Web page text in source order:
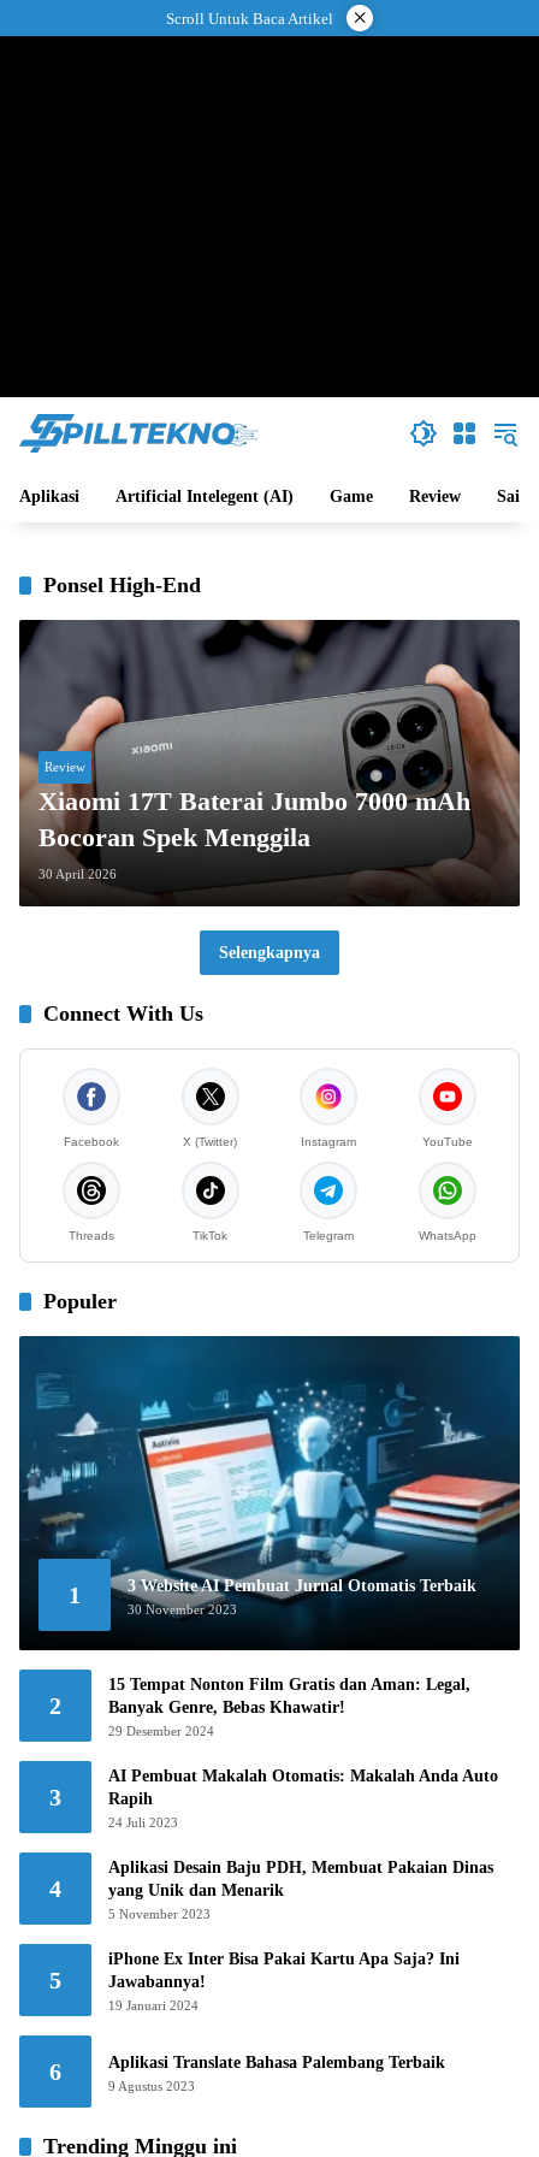
ke
Scroll Untuk Baca Artikel ×
Aplikasi Artificial Intelegent (AI) Game Review Sains
Ponsel High-End
Review
Xiaomi 17T Baterai Jumbo 7000 mAh
Bocoran Spek Menggila
30 April 2026
Selengkapnya
Connect With Us
Facebook X (Twitter) Instagram YouTube
Threads TikTok Telegram WhatsApp
Populer
1 3 Website AI Pembuat Jurnal Otomatis Terbaik
30 November 2023
2
15 Tempat Nonton Film Gratis dan Aman: Legal,
Banyak Genre, Bebas Khawatir!
29 Desember 2024
3
AI Pembuat Makalah Otomatis: Makalah Anda Auto
Rapih
24 Juli 2023
4
Aplikasi Desain Baju PDH, Membuat Pakaian Dinas
yang Unik dan Menarik
5 November 2023
5
iPhone Ex Inter Bisa Pakai Kartu Apa Saja? Ini
Jawabannya!
19 Januari 2024
6 Aplikasi Translate Bahasa Palembang Terbaik
9 Agustus 2023
Trending Minggu ini